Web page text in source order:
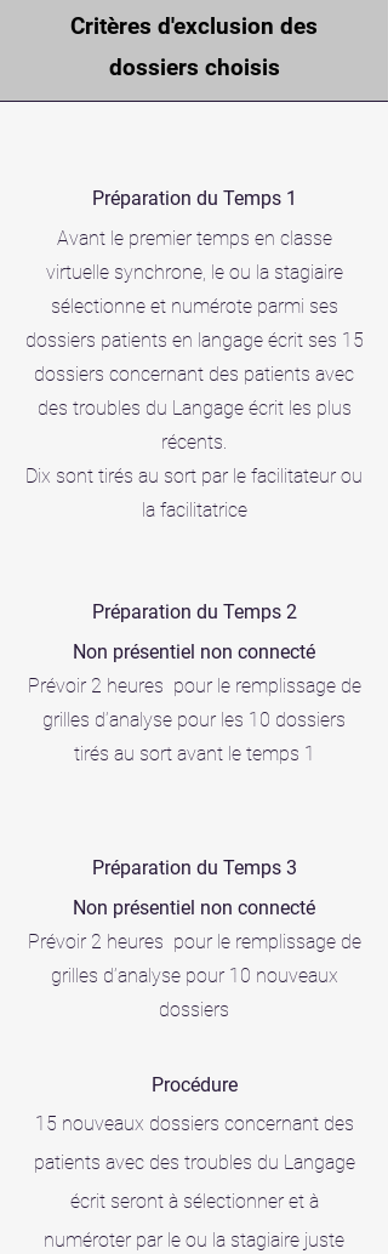
630€
La 1ère partie se déroule en classe
virtuelle synchrone (visio),
les 2 dernières parties dans la ville
choisie.
dissocier les dates d'une session,
Retour liste sessions
Critères d'exclusion des
dossiers choisis
Préparation du Temps 1
Avant le premier temps en classe
virtuelle synchrone, le ou la stagiaire
sélectionne et numérote parmi ses
dossiers patients en langage écrit ses 15
dossiers concernant des patients avec
des troubles du Langage écrit les plus
récents.
Dix sont tirés au sort par le facilitateur ou
la facilitatrice
Préparation du Temps 2
Non présentiel non connecté
Prévoir 2 heures pour le remplissage de
grilles d’analyse pour les 10 dossiers
tirés au sort avant le temps 1
Préparation du Temps 3
Non présentiel non connecté
Prévoir 2 heures pour leremplissage de
grilles d’analyse pour 10 nouveaux
dossiers
Procédure
15 nouveaux dossiers concernant des
patients avec des troubles du Langage
écrit seront à sélectionner et à
numéroter par le ou la stagiaire juste